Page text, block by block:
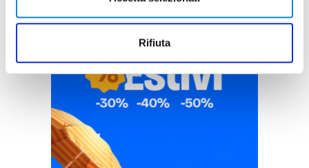
Rifiuta